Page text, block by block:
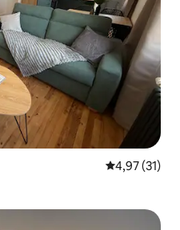
4,97 (31)